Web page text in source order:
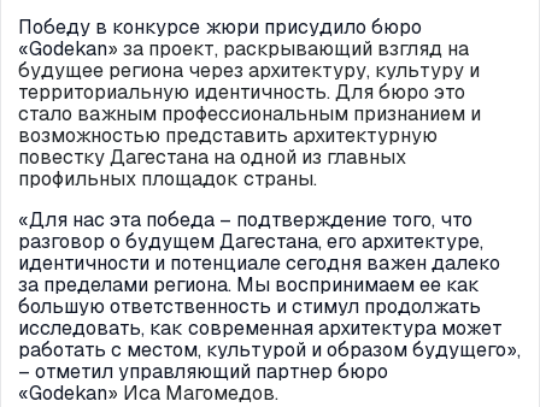
Победу в конкурсе жюри присудило бюро
«Godekan» за проект, раскрывающий взгляд на
будущее региона через архитектуру, культуру и
территориальную идентичность. Для бюро это
стало важным профессиональным признанием и
возможностью представить архитектурную
повестку Дагестана на одной из главных
профильных площадок страны.
«Для нас эта победа – подтверждение того, что
разговор о будущем Дагестана, его архитектуре,
идентичности и потенциале сегодня важен далеко
за пределами региона. Мы воспринимаем ее как
большую ответственность и стимул продолжать
исследовать, как современная архитектура может
работать с местом, культурой и образом будущего»,
– отметил управляющий партнер бюро
«Godekan» Иса Магомедов.